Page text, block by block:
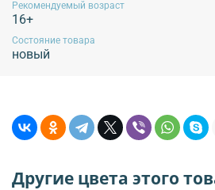
Рекомендуемый возраст
16+
Состояние товара
новый
Другие цвета этого